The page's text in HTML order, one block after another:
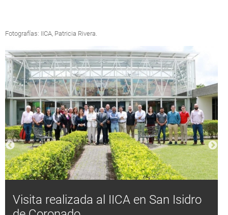
Fotografías: IICA, Patricia Rivera.
Visita realizada al IICA en San Isidro